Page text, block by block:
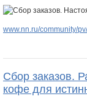
www.nn.ru/community/
Сбор заказов.
кофе для